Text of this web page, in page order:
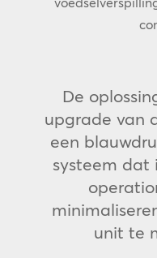
De
upgrade van
een
systeem dat
unit te